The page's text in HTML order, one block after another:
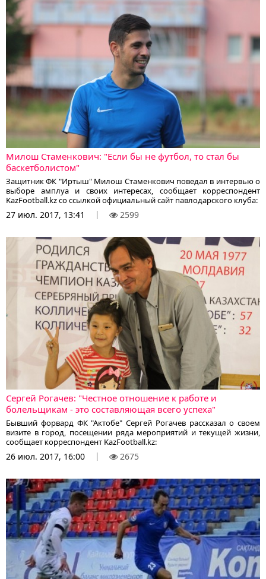
Милош Стаменкович: "Если бы не футбол, то стал бы
баскетболистом"
Защитник ФК "Иртыш" Милош Стаменкович поведал в интервью о
выборе амплуа и своих интересах, сообщает корреспондент
KazFootball.kz со ссылкой официальный сайт павлодарского клуба:
27 июл. 2017, 13:41 2599
Сергей Рогачев: "Честное отношение к работе и
болельщикам - это составляющая всего успеха"
Бывший форвард ФК "Актобе" Сергей Рогачев рассказал о своем
визите в город, посещении ряда мероприятий и текущей жизни,
сообщает корреспондент KazFootball.kz:
26 июл. 2017, 16:00 2675